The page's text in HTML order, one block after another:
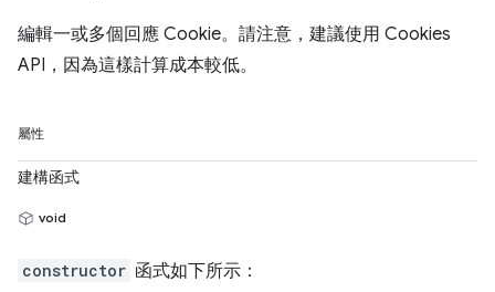
編輯一或多個回應 Cookie。請注意，建議使用 Cookies
API，因為這樣計算成本較低。
屬性
建構函式
void
constructor 函式如下所示：